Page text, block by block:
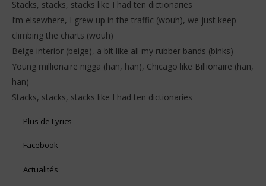
Stacks, stacks, stacks like I had ten dictionaries
I’m elsewhere, I grew up in the traffic (wouh), we just keep
climbing the charts (wouh)
Beige interior (beige), a bit like all my rubber bands (binks)
Young millionaire nigga (han, han), Chicago like Billionaire (han,
han)
Stacks, stacks, stacks like I had ten dictionaries
Plus de Lyrics
Facebook
Actualités